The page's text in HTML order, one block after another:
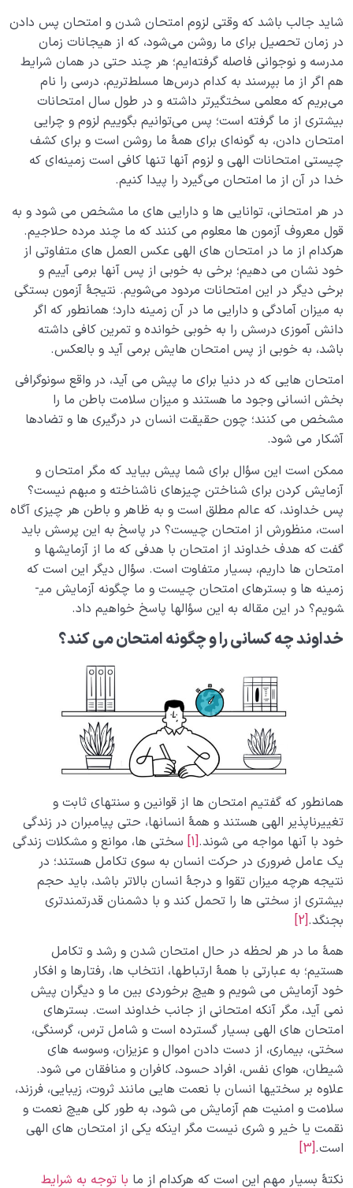
رسیدگی می‌ شود؟
عالم قبر یعنی چه؟ رابطۀ نفس و قبر ما چگونه تعریف
می‌شود؟
صراط چیست؛ درباره پل صراط و حقایق مربوط به آن چه
می‌دانید؟
امتحان چیست، چه شرایطی دارد و در چه بستری شکل می
گیرد؟
آیا ارتباطی بین مفهوم رب و هدف آفرینش وجود دارد؟
سختی های دوران رحمی چگونه شرایط ما را در دنیا تغییر
می‌دهند؟
چالش‌ها و امتحان‌های دنیا شرایطی برای تمرین وپیشرفت
انسان هستند
باشگاه بودن دنیا یعنی چه؟ دنیا چگونه به رشد ما کمک
می‌کند؟
چگونه انسان شویم؟
شاید جالب باشد که وقتی لزوم امتحان شدن و امتحان پس دادن
در زمان تحصیل برای ما روشن می‌شود، که از هیجانات زمان
مدرسه و نوجوانی فاصله گرفته‌ایم؛ هر چند حتی در همان شرایط
هم اگر از ما بپرسند به کدام درس‌ها مسلط‌تریم، درسی را نام
می‌بریم که معلمی سختگیرتر داشته و در طول سال امتحانات
بیشتری از ما گرفته است؛ پس می‌توانیم بگوییم لزوم و چرایی
امتحان دادن، به گونه‌ای برای همۀ ما روشن است و برای کشف
چیستی امتحانات الهی و لزوم آنها تنها کافی است زمینه‌ای که
خدا در آن از ما امتحان می‌گیرد را پیدا کنیم.
در هر امتحانی، توانایی­ ها و دارایی­ های ما مشخص می ­شود و به
قول معروف آزمون­ ها معلوم می­ کنند که ما چند مرده حلاجیم.
هرکدام از ما در امتحان­ های الهی عکس ­العمل­ های متفاوتی از
خود نشان می­ دهیم؛ برخی به خوبی از پس آن­ها برمی ­آییم و
برخی دیگر در این امتحانات مردود می‌شویم. نتیجۀ آزمون­ بستگی
به میزان آمادگی و دارایی­ ما در آن زمینه دارد؛ همان­طور که اگر
دانش آموزی درسش را به خوبی خوانده و تمرین کافی داشته
باشد، به خوبی از پس امتحان ­هایش برمی ­آید و بالعکس.
امتحان­ هایی که در دنیا برای ما پیش می ­آید، در واقع سونوگرافی
بخش انسانی وجود ما هستند و میزان سلامت باطن ما را
مشخص می­ کنند؛ چون حقیقت انسان در درگیری­ ها و تضادها
آشکار می­ شود.
ممکن است این سؤال برای شما پیش بیاید که مگر امتحان و
آزمایش کردن برای شناختن چیزهای ناشناخته و مبهم نیست؟
پس خداوند، که عالم مطلق است و به ظاهر و باطن هر چیزی آگاه
است، منظورش از امتحان چیست؟ در پاسخ به این پرسش باید
گفت که هدف خداوند از امتحان با هدفی که ما از آزمایش­ها و
امتحان­­ ها داریم،­ بسیار متفاوت است. سؤال دیگر این است که
زمینه­ ها­ و بسترهای امتحان چیست و ما چگونه آزمایش می­
شویم؟ در این مقاله به این سؤال­ها پاسخ خواهیم داد.
خداوند چه کسانی را و چگونه امتحان می ­کند؟
همان­طور که گفتیم امتحان­ ها از قوانین و سنت­های ثابت و
تغییرناپذیر الهی هستند و همۀ انسان­ها، حتی پیامبران در زندگی
خود با آنها مواجه می­ شوند.[1]
سختی­ ها، موانع و مشکلات زندگی
یک عامل ضروری در حرکت انسان به سوی تکامل هستند؛ در
نتیجه هرچه میزان تقوا و درجۀ انسان بالاتر باشد، باید حجم
بیشتری از سختی­ ها را تحمل کند و با دشمنان قدرتمندتری
بجنگد.[2]
همۀ ما در هر لحظه در حال امتحان شدن و رشد و تکامل
هستیم؛ به عبارتی با همۀ ارتباط­ها، انتخاب­ ها، رفتارها و افکار
خود آزمایش می­ شویم و هیچ برخوردی بین ما و دیگران پیش
نمی­ آید، مگر آنکه امتحانی از جانب خداوند است. بسترهای
امتحان­ های الهی بسیار گسترده است و شامل ترس، گرسنگی،
سختی، بیماری، از دست دادن اموال و عزیزان، وسوسه­ های
شیطان، هوای نفس، افراد حسود، کافران و منافقان می­ شود.
علاوه بر سختی­ها انسان با نعمت­ هایی مانند ثروت، زیبایی، فرزند،
سلامت و امنیت هم آزمایش می ­شود، به طور کلی هیچ نعمت و
نقمت یا خیر و شری نیست مگر اینکه یکی از امتحان­ های الهی
است.[3]
نکتۀ بسیار مهم این است که هرکدام از ما با توجه به شرایط